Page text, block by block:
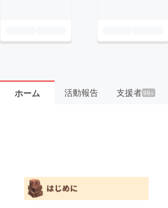
ホーム 活動報告 支援者99+